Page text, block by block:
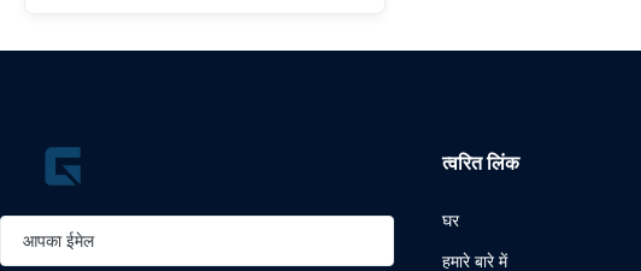
त्वरित लिंक
घर
हमारे बारे में